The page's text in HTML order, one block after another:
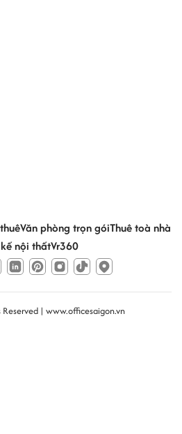
Văn phòng trọn góiThuê toà nhà
nội thấtVr360
| www.officesaigon.vn